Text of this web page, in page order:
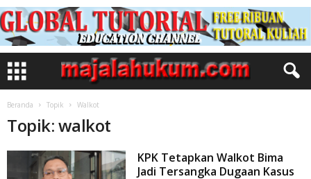
Beranda Topik Walkot
Topik: walkot
KPK Tetapkan Walkot Bima
Jadi Tersangka Dugaan Kasus